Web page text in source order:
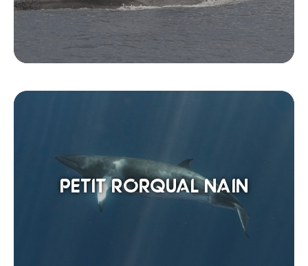
PETIT RORQUAL NAIN